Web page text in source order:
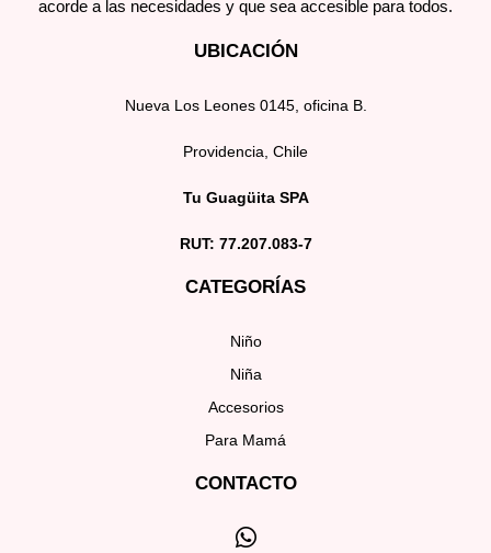
acorde a las necesidades y que sea accesible para todos.
UBICACIÓN
Nueva Los Leones 0145, oficina B.
Providencia, Chile
Tu Guagüita SPA
RUT: 77.207.083-7
CATEGORÍAS
Niño
Niña
Accesorios
Para Mamá
CONTACTO